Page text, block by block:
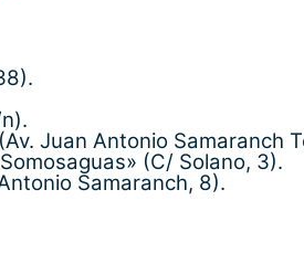
Juan Antonio Samaranch
(C/ Solano, 3).
Samaranch, 8).